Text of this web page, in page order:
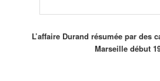
L’affaire Durand résumée par des
Marseille début